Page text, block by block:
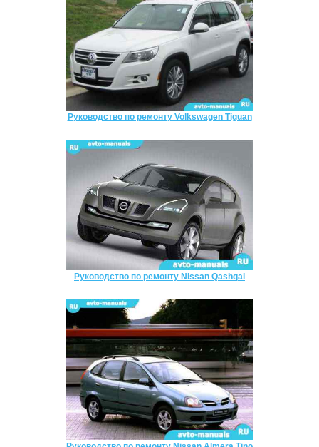
Руководство по ремонту Volkswagen Tiguan
Руководство по ремонту Nissan Qashqai